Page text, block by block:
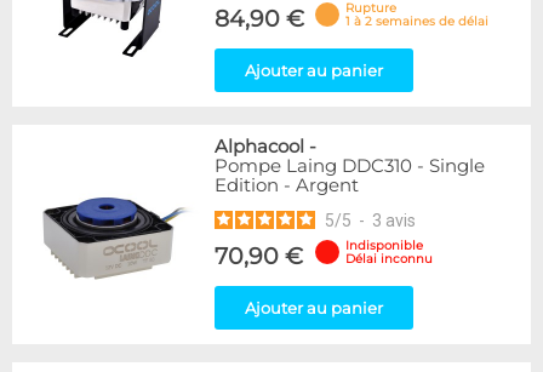
Appliquer84,90 €
Rupture
1 à 2 semaines de délai
Ajouter au panier
Alphacool -
Pompe Laing DDC310 - Single
Edition - Argent
5/5 - 3 avis
70,90 €
Indisponible
Délai inconnu
Ajouter au panier